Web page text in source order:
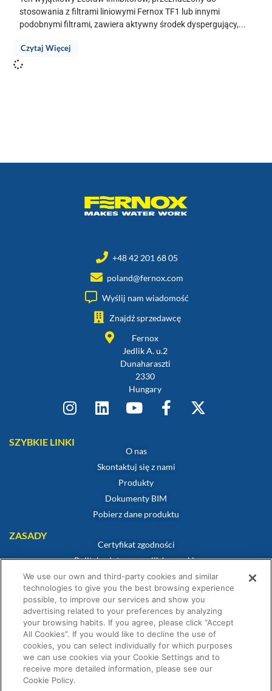
stosowania z filtrami liniowymi Fernox TF1 lub innymi
podobnymi filtrami, zawiera aktywny środek dyspergujący,...
Czytaj Więcej
+48 42 201 68 05
poland@fernox.com
Wyślij nam wiadomość
Znajdź sprzedawcę
Fernox
Jedlik A. u.2
Dunaharaszti
2330
Hungary
SZYBKIE LINKI
O nas
Skontaktuj się z nami
Produkty
Dokumenty BIM
Pobierz dane produktu
ZASADY
Certyfikat zgodności
Polityka dotycząca plików cookie
Zastrzeżenie
Polityka prywatności
Warunki sprzedaży
Oświadczenie gwarancyjne
Warunki Konkursu
We use our own and third-party cookies and similar
technologies to give you the best browsing experience
possible, to improve our services and show you
advertising related to your preferences by analyzing
your browsing habits. If you agree, please click “Accept
All Cookies”. If you would like to decline the use of
cookies, you can select individually for which purposes
we can use cookies via your Cookie Settings and to
receive more detailed information, please see our
Cookie Policy.